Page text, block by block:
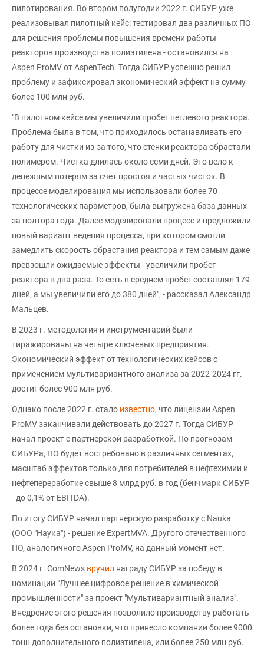
пилотирования. Во втором полугодии 2022 г. СИБУР уже
реализовывал пилотный кейс: тестировал два различных ПО
для решения проблемы повышения времени работы
реакторов производства полиэтилена - остановился на
Aspen ProMV от AspenTech. Тогда СИБУР успешно решил
проблему и зафиксировал экономический эффект на сумму
более 100 млн руб.
"В пилотном кейсе мы увеличили пробег петлевого реактора.
Проблема была в том, что приходилось останавливать его
работу для чистки из-за того, что стенки реактора обрастали
полимером. Чистка длилась около семи дней. Это вело к
денежным потерям за счет простоя и частых чисток. В
процессе моделирования мы использовали более 70
технологических параметров, была выгружена база данных
за полтора года. Далее моделировали процесс и предложили
новый вариант ведения процесса, при котором смогли
замедлить скорость обрастания реактора и тем самым даже
превзошли ожидаемые эффекты - увеличили пробег
реактора в два раза. То есть в среднем пробег составлял 179
дней, а мы увеличили его до 380 дней", - рассказал Александр
Мальцев.
В 2023 г. методология и инструментарий были
тиражированы на четыре ключевых предприятия.
Экономический эффект от технологических кейсов с
применением мультивариантного анализа за 2022-2024 гг.
достиг более 900 млн руб.
Однако после 2022 г. стало известно, что лицензии Aspen
ProMV заканчивали действовать до 2027 г. Тогда СИБУР
начал проект с партнерской разработкой. По прогнозам
СИБУРа, ПО будет востребовано в различных сегментах,
масштаб эффектов только для потребителей в нефтехимии и
нефтепереработке свыше 8 млрд руб. в год (бенчмарк СИБУР
- до 0,1% от EBITDA).
По итогу СИБУР начал партнерскую разработку с Nauka
(ООО "Наука") - решение ExpertMVA. Другого отечественного
ПО, аналогичного Aspen ProMV, на данный момент нет.
В 2024 г. ComNews вручил награду СИБУР за победу в
номинации "Лучшее цифровое решение в химической
промышленности" за проект "Мультивариантный анализ".
Внедрение этого решения позволило производству работать
более года без остановки, что принесло компании более 9000
тонн дополнительного полиэтилена, или более 250 млн руб.